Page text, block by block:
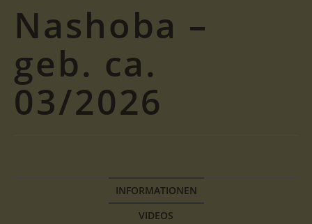
Nashoba –
geb. ca.
03/2026
INFORMATIONEN
VIDEOS